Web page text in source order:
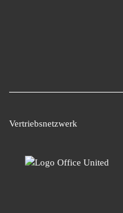
Vertriebsnetzwerk